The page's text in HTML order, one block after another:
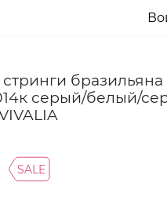
серый/белый/
SALE